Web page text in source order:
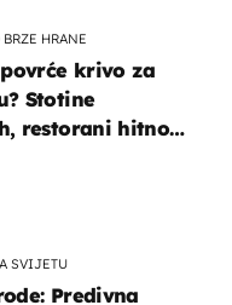
HRANE
krivo za
Stotine
restorani hitno
SVIJETU
Predivna